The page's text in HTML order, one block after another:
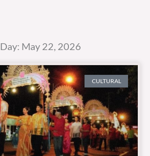
Day: May 22, 2026
CULTURAL